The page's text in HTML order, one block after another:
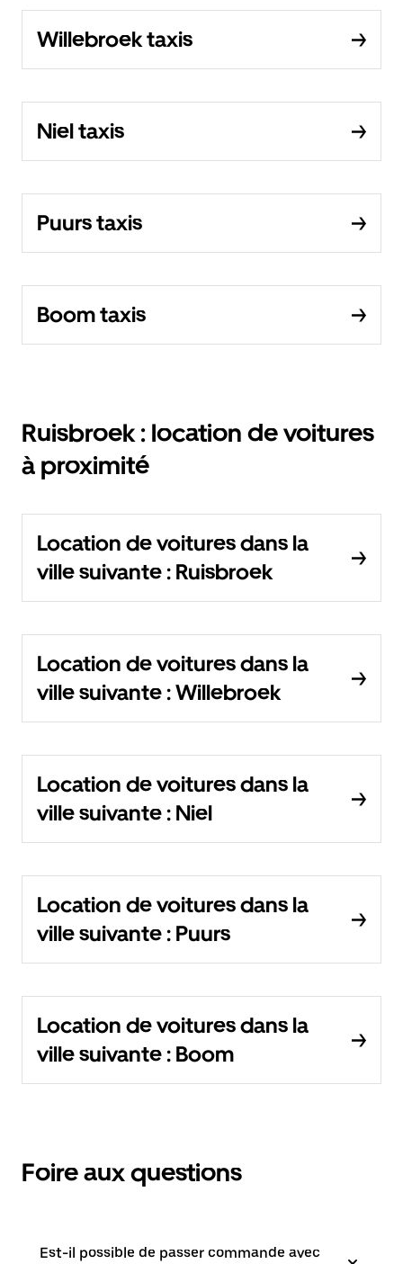
Willebroek taxis
Niel taxis
Puurs taxis
Boom taxis
Ruisbroek : location de voitures
à proximité
Location de voitures dans la
ville suivante : Ruisbroek
Location de voitures dans la
ville suivante : Willebroek
Location de voitures dans la
ville suivante : Niel
Location de voitures dans la
ville suivante : Puurs
Location de voitures dans la
ville suivante : Boom
Foire aux questions
Est-il possible de passer commande avec